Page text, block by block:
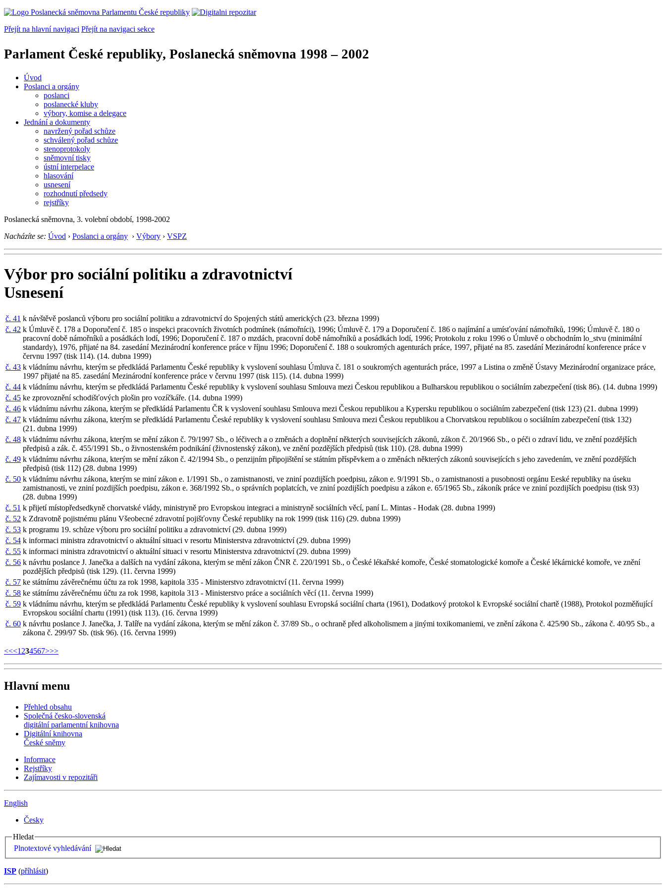
Přejít na hlavní navigaci Přejít na navigaci sekce
Parlament České republiky, Poslanecká sněmovna 1998 – 2002
Úvod
Poslanci a orgány
poslanci
poslanecké kluby
výbory, komise a delegace
Jednání a dokumenty
navržený pořad schůze
schválený pořad schůze
stenoprotokoly
sněmovní tisky
ústní interpelace
hlasování
usnesení
rozhodnutí předsedy
rejstříky
Poslanecká sněmovna, 3. volební období, 1998-2002
Nacházíte se: Úvod › Poslanci a orgány › Výbory › VSPZ
Výbor pro sociální politiku a zdravotnictví
Usnesení
č. 41 k návštěvě poslanců výboru pro sociální politiku a zdravotnictví do Spojených států amerických (23. března 1999)
č. 42 k Úmluvě č. 178 a Doporučení č. 185 o inspekci pracovních životních podmínek (námořníci), 1996; Úmluvě č. 179 a Doporučení č. 186 o najímání a umísťování námořníků, 1996; Úmluvě č. 180 o
pracovní době námořníků a posádkách lodí, 1996; Doporučení č. 187 o mzdách, pracovní době námořníků a posádkách lodí, 1996; Protokolu z roku 1996 o Úmluvě o obchodním lo_stvu (minimální
standardy), 1976, přijaté na 84. zasedání Mezinárodní konference práce v říjnu 1996; Doporučení č. 188 o soukromých agenturách práce, 1997, přijaté na 85. zasedání Mezinárodní konference práce v
červnu 1997 (tisk 114). (14. dubna 1999)
č. 43 k vládnímu návrhu, kterým se předkládá Parlamentu České republiky k vyslovení souhlasu Úmluva č. 181 o soukromých agenturách práce, 1997 a Listina o změně Ústavy Mezinárodní organizace práce,
1997 přijaté na 85. zasedání Mezinárodní konference práce v červnu 1997 (tisk 115). (14. dubna 1999)
č. 44 k vládnímu návrhu, kterým se předkládá Parlamentu České republiky k vyslovení souhlasu Smlouva mezi Českou republikou a Bulharskou republikou o sociálním zabezpečení (tisk 86). (14. dubna 1999)
č. 45 ke zprovoznění schodišťových plošin pro vozíčkáře. (14. dubna 1999)
č. 46 k vládnímu návrhu zákona, kterým se předkládá Parlamentu ČR k vyslovení souhlasu Smlouva mezi Českou republikou a Kypersku republikou o sociálním zabezpečení (tisk 123) (21. dubna 1999)
č. 47 k vládnímu návrhu zákona, kterým se předkládá Parlamentu České republiky k vyslovení souhlasu Smlouva mezi Českou republikou a Chorvatskou republikou o sociálním zabezpečení (tisk 132)
(21. dubna 1999)
č. 48 k vládnímu návrhu zákona, kterým se mění zákon č. 79/1997 Sb., o léčivech a o změnách a doplnění některých souvisejících zákonů, zákon č. 20/1966 Sb., o péči o zdraví lidu, ve znění pozdějších
předpisů a zák. č. 455/1991 Sb., o živnostenském podnikání (živnostenský zákon), ve znění pozdějších předpisů (tisk 110). (28. dubna 1999)
č. 49 k vládnímu návrhu zákona, kterým se mění zákon č. 42/1994 Sb., o penzijním připojištění se státním příspěvkem a o změnách některých zákonů souvisejících s jeho zavedením, ve znění pozdějších
předpisů (tisk 112) (28. dubna 1999)
č. 50 k vládnímu návrhu zákona, kterým se miní zákon e. 1/1991 Sb., o zamistnanosti, ve zniní pozdijších poedpisu, zákon e. 9/1991 Sb., o zamistnanosti a pusobnosti orgánu Eeské republiky na úseku
zamistnanosti, ve zniní pozdijších poedpisu, zákon e. 368/1992 Sb., o správních poplatcích, ve zniní pozdijších poedpisu a zákon e. 65/1965 Sb., zákoník práce ve zniní pozdijších poedpisu (tisk 93)
(28. dubna 1999)
č. 51 k přijetí místopředsedkyně chorvatské vlády, ministryně pro Evropskou integraci a ministryně sociálních věcí, paní L. Mintas - Hodak (28. dubna 1999)
č. 52 k Zdravotně pojistnému plánu Všeobecné zdravotní pojišťovny České republiky na rok 1999 (tisk 116) (29. dubna 1999)
č. 53 k programu 19. schůze výboru pro sociální politiku a zdravotnictví (29. dubna 1999)
č. 54 k informaci ministra zdravotnictví o aktuální situaci v resortu Ministerstva zdravotnictví (29. dubna 1999)
č. 55 k informaci ministra zdravotnictví o aktuální situaci v resortu Ministerstva zdravotnictví (29. dubna 1999)
č. 56 k návrhu poslance J. Janečka a dalších na vydání zákona, kterým se mění zákon ČNR č. 220/1991 Sb., o České lékařské komoře, České stomatologické komoře a České lékárnické komoře, ve znění
pozdějších předpisů (tisk 129). (11. června 1999)
č. 57 ke státnímu závěrečnému účtu za rok 1998, kapitola 335 - Ministerstvo zdravotnictví (11. června 1999)
č. 58 ke státnímu závěrečnému účtu za rok 1998, kapitola 313 - Ministerstvo práce a sociálních věcí (11. června 1999)
č. 59 k vládnímu návrhu, kterým se předkládá Parlamentu České republiky k vyslovení souhlasu Evropská sociální charta (1961), Dodatkový protokol k Evropské sociální chartě (1988), Protokol pozměňující
Evropskou sociální chartu (1991) (tisk 113). (16. června 1999)
č. 60 k návrhu poslance J. Janečka, J. Talíře na vydání zákona, kterým se mění zákon č. 37/89 Sb., o ochraně před alkoholismem a jinými toxikomaniemi, ve znění zákona č. 425/90 Sb., zákona č. 40/95 Sb., a
zákona č. 299/97 Sb. (tisk 96). (16. června 1999)
<<<1 234567>>>
Hlavní menu
Přehled obsahu
Společná česko-slovenská
digitální parlamentní knihovna
Digitální knihovna
České sněmy
Informace
Rejstříky
Zajímavosti v repozitáři
English
Česky
Hledat
Plnotextové vyhledávání
ISP (příhlásit)